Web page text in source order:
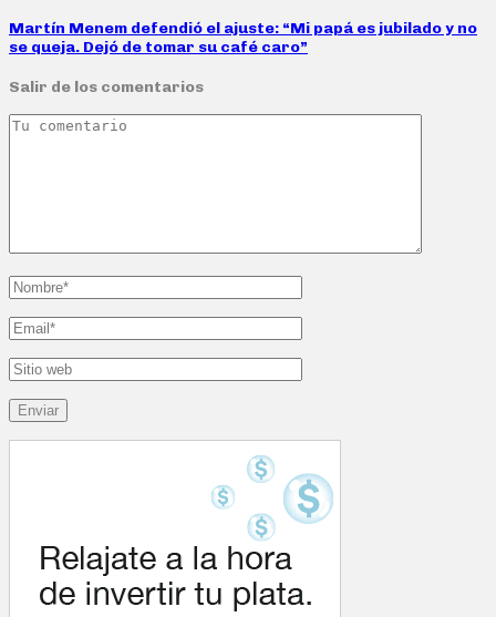
Martín Menem defendió el ajuste: “Mi papá es jubilado y no
se queja. Dejó de tomar su café caro”
Salir de los comentarios